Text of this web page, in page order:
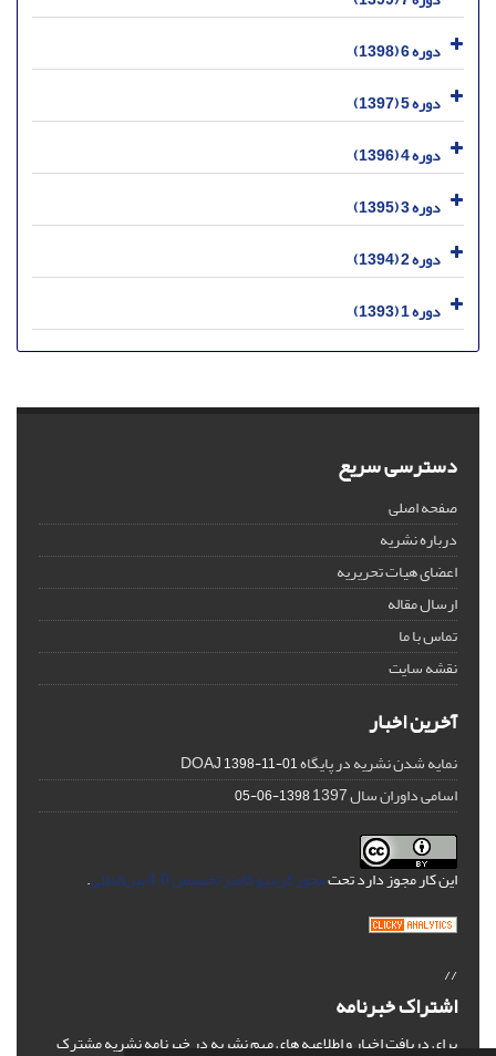
دوره 6 (1398)
دوره 5 (1397)
دوره 4 (1396)
دوره 3 (1395)
دوره 2 (1394)
دوره 1 (1393)
دسترسی سریع
صفحه اصلی
درباره نشریه
اعضای هیات تحریریه
ارسال مقاله
تماس با ما
نقشه سایت
آخرین اخبار
نمایه شدن نشریه در پایگاه DOAJ1398-11-01
اسامی داوران سال 1397 1398-06-05
این کار مجوز دارد تحتمجوز کریتیو کامنز تخصیص 4.0 بین‌المللی .
//
اشتراک خبرنامه
برای دریافت اخبار و اطلاعیه های مهم نشریه در خبرنامه نشریه مشترک